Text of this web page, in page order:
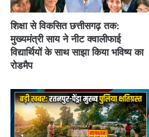
शिक्षा से विकसित छत्तीसगढ़ तक:
मुख्यमंत्री साय ने नीट क्वालीफाई
विद्यार्थियों के साथ साझा किया भविष्य का
रोडमैप